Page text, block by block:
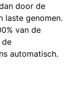
door de
laste genomen.
van de
de
automatisch.